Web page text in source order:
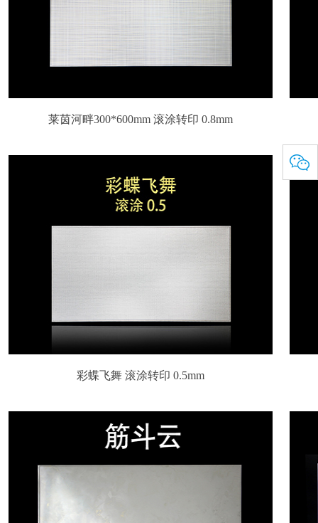
莱茵河畔300*600mm 滚涂转印 0.8mm
彩蝶飞舞 滚涂转印 0.5mm